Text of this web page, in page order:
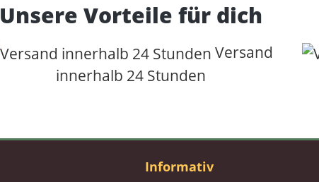
Unsere Vorteile für dich
Versand
innerhalb 24 Stunden
Informativ